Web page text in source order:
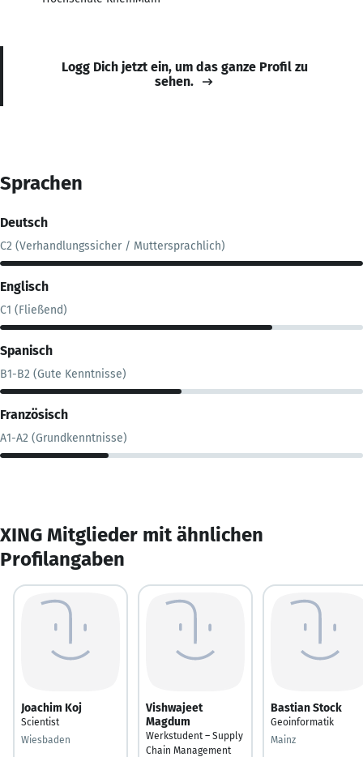
Logg Dich jetzt ein, um das ganze Profil zu
sehen.
Sprachen
Deutsch
C2 (Verhandlungssicher / Muttersprachlich)
Englisch
C1 (Fließend)
Spanisch
B1-B2 (Gute Kenntnisse)
Französisch
A1-A2 (Grundkenntnisse)
XING Mitglieder mit ähnlichen
Profilangaben
Joachim Koj
Scientist
Wiesbaden
Vishwajeet
Magdum
Werkstudent – Supply
Chain Management
Bastian Stock
Geoinformatik
Mainz